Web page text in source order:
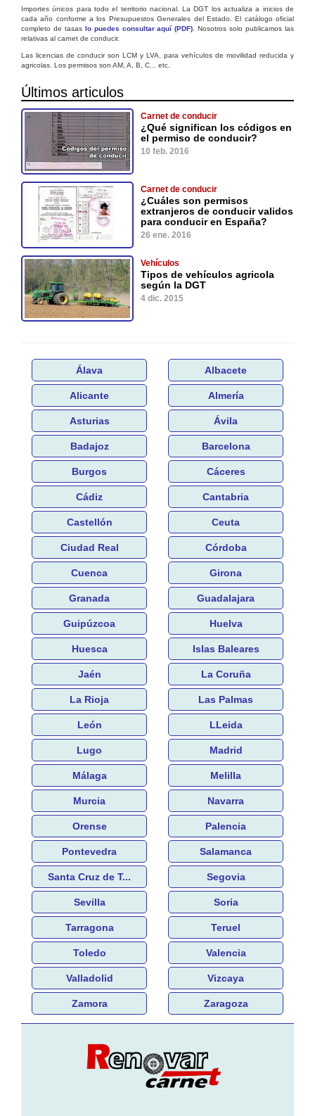
Importes únicos para todo el territorio nacional. La DGT los actualiza a inicios de
cada año conforme a los Presupuestos Generales del Estado. El catálogo oficial
completo de tasas lo puedes consultar aquí (PDF) . Nosotros solo publicamos las
relativas al carnet de conducir.
Las licencias de conducir son LCM y LVA, para vehículos de movilidad reducida y
agricolas. Los permisos son AM, A, B, C... etc.
Últimos articulos
Carnet de conducir
¿Qué significan los códigos en
el permiso de conducir?
10 feb. 2016
Carnet de conducir
¿Cuáles son permisos
extranjeros de conducir validos
para conducir en España?
26 ene. 2016
Vehículos
Tipos de vehículos agricola
según la DGT
4 dic. 2015
Álava Albacete
Alicante Almería
Asturias Ávila
Badajoz Barcelona
Burgos Cáceres
Cádiz Cantabria
Castellón Ceuta
Ciudad Real Córdoba
Cuenca Girona
Granada Guadalajara
Guipúzcoa Huelva
Huesca Islas Baleares
Jaén La Coruña
La Rioja Las Palmas
León LLeida
Lugo Madrid
Málaga Melilla
Murcia Navarra
Orense Palencia
Pontevedra Salamanca
Santa Cruz de T... Segovia
Sevilla Soria
Tarragona Teruel
Toledo Valencia
Valladolid Vizcaya
Zamora Zaragoza